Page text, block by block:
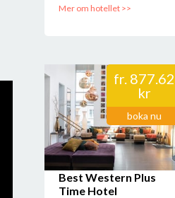
Mer om hotellet >>
fr. 877.62
kr
boka nu
Best Western Plus
Time Hotel